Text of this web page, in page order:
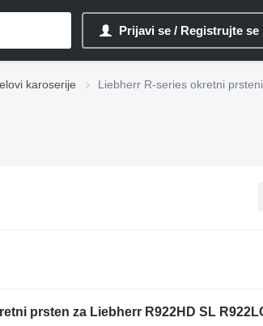
Prijavi se / Registrujte se
karoserije Liebherr R-series okretni prsteni